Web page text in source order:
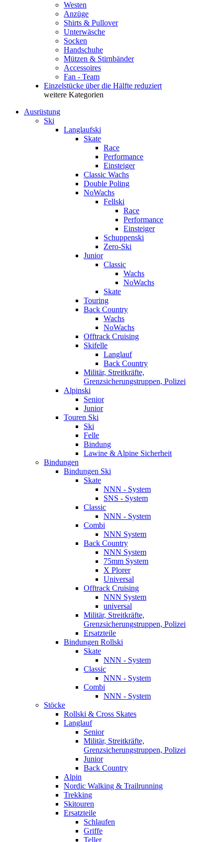
Westen
Anzüge
Shirts & Pullover
Unterwäsche
Socken
Handschuhe
Mützen & Stirnbänder
Accessoires
Fan - Team
Einzelstücke über die Hälfte reduziert
weitere Kategorien
Ausrüstung
Ski
Langlaufski
Skate
Race
Performance
Einsteiger
Classic Wachs
Double Poling
NoWachs
Fellski
Race
Performance
Einsteiger
Schuppenski
Zero-Ski
Junior
Classic
Wachs
NoWachs
Skate
Touring
Back Country
Wachs
NoWachs
Offtrack Cruising
Skifelle
Langlauf
Back Country
Militär, Streitkräfte,
Grenzsicherungstruppen, Polizei
Alpinski
Senior
Junior
Touren Ski
Ski
Felle
Bindung
Lawine & Alpine Sicherheit
Bindungen
Bindungen Ski
Skate
NNN - System
SNS - System
Classic
NNN - System
Combi
NNN System
Back Country
NNN System
75mm System
X Plorer
Universal
Offtrack Cruising
NNN System
universal
Militär, Streitkräfte,
Grenzsicherungstruppen, Polizei
Ersatzteile
Bindungen Rollski
Skate
NNN - System
Classic
NNN - System
Combi
NNN - System
Stöcke
Rollski & Cross Skates
Langlauf
Senior
Militär, Streitkräfte,
Grenzsicherungstruppen, Polizei
Junior
Back Country
Alpin
Nordic Walking & Trailrunning
Trekking
Skitouren
Ersatzteile
Schlaufen
Griffe
Teller